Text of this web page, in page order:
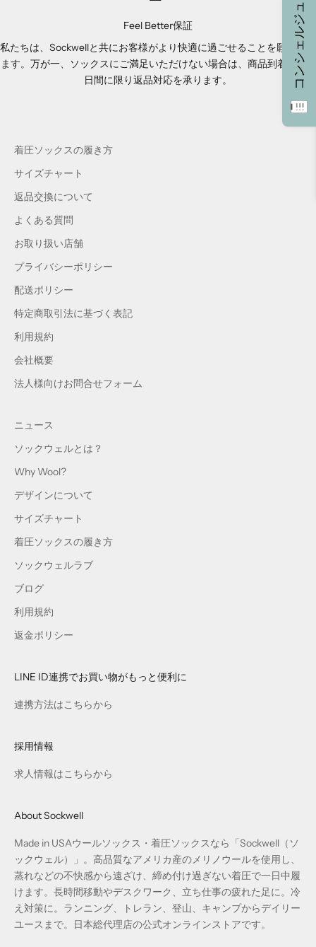
Feel Better保証
私たちは、Sockwellと共にお客様がより快適に過ごせることを願ってい
ます。万が一、ソックスにご満足いただけない場合は、商品到着から14
日間に限り返品対応を承ります。
着圧ソックスの履き方
サイズチャート
返品交換について
よくある質問
お取り扱い店舗
プライバシーポリシー
配送ポリシー
特定商取引法に基づく表記
利用規約
会社概要
法人様向けお問合せフォーム
ニュース
ソックウェルとは？
Why Wool?
デザインについて
サイズチャート
着圧ソックスの履き方
ソックウェルラブ
ブログ
利用規約
返金ポリシー
LINE ID連携でお買い物がもっと便利に
連携方法はこちらから
採用情報
求人情報はこちらから
About Sockwell
Made in USAウールソックス・着圧ソックスなら「Sockwell（ソ
ックウェル）」。高品質なアメリカ産のメリノウールを使用し、
蒸れなどの不快感から遠ざけ、締め付け過ぎない着圧で一日中履
けます。長時間移動やデスクワーク、立ち仕事の疲れた足に。冷
え対策に。ランニング、トレラン、登山、キャンプからデイリー
ユースまで。日本総代理店の公式オンラインストアです。
コンシェルジュ